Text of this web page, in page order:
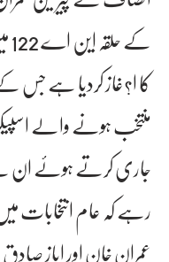
منتخب ہونے والے
جاری کرتے ہوئے ان